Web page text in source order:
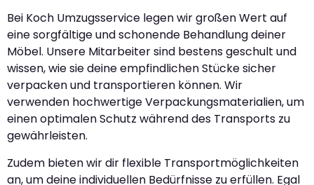
Bei Koch Umzugsservice legen wir großen Wert auf
eine sorgfältige und schonende Behandlung deiner
Möbel. Unsere Mitarbeiter sind bestens geschult und
wissen, wie sie deine empfindlichen Stücke sicher
verpacken und transportieren können. Wir
verwenden hochwertige Verpackungsmaterialien, um
einen optimalen Schutz während des Transports zu
gewährleisten.
Zudem bieten wir dir flexible Transportmöglichkeiten
an, um deine individuellen Bedürfnisse zu erfüllen. Egal